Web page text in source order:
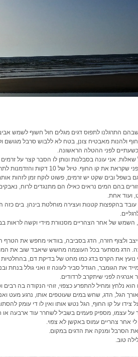
שבהם התרגלנו לתפוס דגים מגלים חול חשוף לשמש
ולהנות מאבטיח צונן, בטח לא ללבוש סרבל מגושם
כשעתיים לפני ההטלה הראשונה.
שאלות. אני עונה בסבלנות ונותן לו הסבר קצר על
לא מומלץ להתחיל בהטלות לפני
בשפל ובים שקט יש זרמים, פשוט לוקח זמן לזהות
ועוד אחת.
בהקפצות קטנות ועצירה מוחלטת בינהן. בים
.
השמש של אחר הצהריים מסנוורת מידי וקשה לראות
ולצוף חזרה, הדג בסביבה, בוודאי מחפש את
הדג מסתער בכל העוצמה מחשש שיאבד שוב את
נועץ את הקרס בדג כמו מחט של בדיקת דם, בהחלטיות
את הגומבר, הגודל סביר לעונה זו ואני גולל
אנרגיה לפני שיתקרב לרדודים.
נלחץ ומחיל להתפרע כצפוי, זוהי הנקודה בה רבים
הגל, הדג, שחש במים שעוטפים אותו, נרגע מעט
על קו החוף, הגל נטש אותו ואין לו די עומק
על עצמו, מספיק פעמים בשביל לשחרר עוד ארבעה
אחר צהריים עמוס באקשן לא צפוי.
את הסרבל ומנקה את הדגים במקום.
טוב.